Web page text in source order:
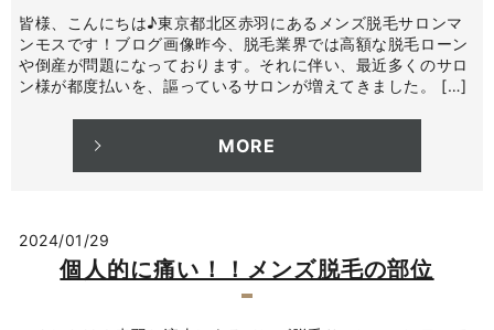
皆様、こんにちは♪東京都北区赤羽にあるメンズ脱毛サロンマ
ンモスです！ブログ画像昨今、脱毛業界では高額な脱毛ローン
や倒産が問題になっております。それに伴い、最近多くのサロ
ン様が都度払いを、謳っているサロンが増えてきました。 […]
MORE
2024/01/29
個人的に痛い！！メンズ脱毛の部位